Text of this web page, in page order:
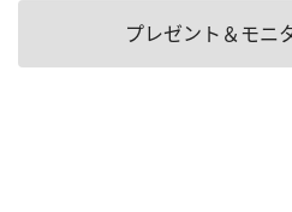
プレゼント＆モニ